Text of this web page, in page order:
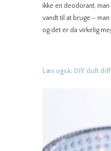
ikke en deodorant,
vandt til at bruge –
og det er da virkelig
Læs også: DIY duft